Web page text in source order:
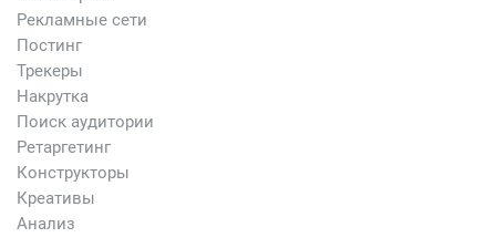
Рекламные сети
Постинг
Трекеры
Накрутка
Поиск аудитории
Ретаргетинг
Конструкторы
Креативы
Анализ